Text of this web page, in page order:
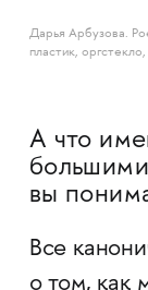
Дарья Арбузова.
пластик,
А что
вы
Все
о том, как